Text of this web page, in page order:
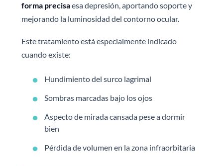
forma precisaesa depresión, aportando soporte y
mejorando la luminosidad del contorno ocular.
Este tratamiento está especialmente indicado
cuando existe:
Hundimiento del surco lagrimal
Sombras marcadas bajo los ojos
Aspecto de mirada cansada pese a dormir
bien
Pérdida de volumen en la zona infraorbitaria